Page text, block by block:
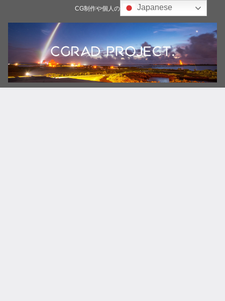
CG制作や個人の雑記ブログJapanese